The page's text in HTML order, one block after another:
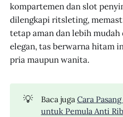
kompartemen dan slot
dilengkapi ritsleting,
tetap aman dan lebih mudah
elegan, tas berwarna hitam
pria maupun wanita.
💡 Baca juga Cara
untuk Pemula Anti Rib